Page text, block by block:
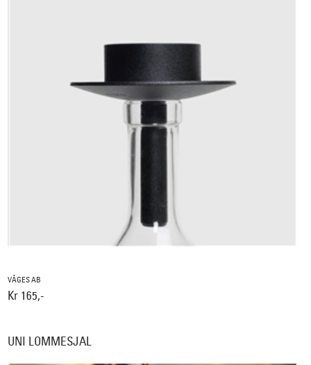
VÅGES AB
Kr 165,-
UNI LOMMESJAL